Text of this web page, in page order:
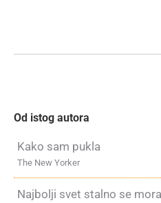
Od istog autora
Kako sam pukla
The New Yorker
Najbolji svet stalno se